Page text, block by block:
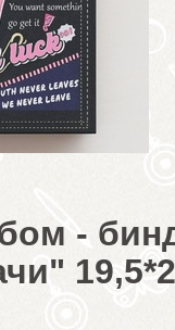
-